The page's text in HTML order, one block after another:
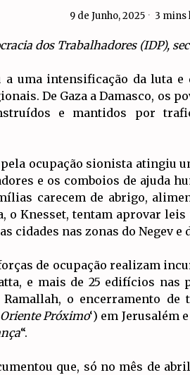
9 de Junho, 2025 3 mins
dos Trabalhadores (IDP),
a uma intensificação da luta
De Gaza a Damasco, os
e mantidos por
ocupação sionista atingiu
e os comboios de ajuda
carecem de abrigo,
Knesset, tentam aprovar
cidades nas zonas do Negev e
de ocupação realizam
e mais de 25 edifícios
o encerramento de
Próximo‘) em Jerusalém
“.
que, só no mês de